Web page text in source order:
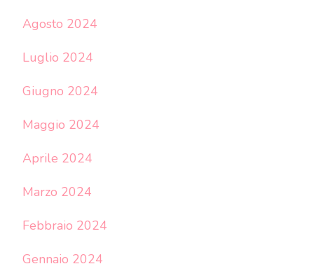
Agosto 2024
Luglio 2024
Giugno 2024
Maggio 2024
Aprile 2024
Marzo 2024
Febbraio 2024
Gennaio 2024